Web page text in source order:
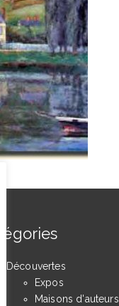
Découvertes
Expos
Maisons d'auteurs